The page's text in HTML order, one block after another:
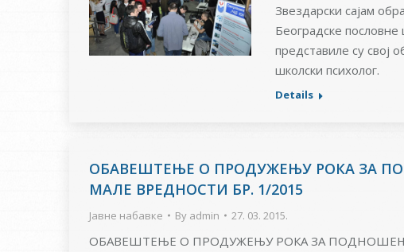
Звездарски сајам
Београдске
представиле су свој
школски психолог.
Details
ОБАВЕШТЕЊЕ О ПРОДУЖЕЊУ РОКА ЗА
МАЛЕ ВРЕДНОСТИ БР. 1/2015
Јавне набавке By admin 27. 03. 2015.
ОБАВЕШТЕЊЕ О ПРОДУЖЕЊУ РОКА ЗА